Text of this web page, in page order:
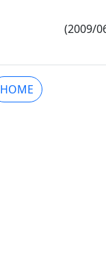
(2009/
HOME